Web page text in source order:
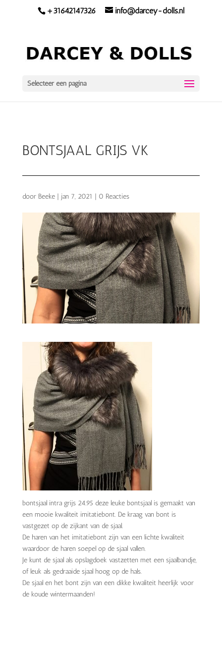
+31642147326 info@darcey-dolls.nl
Selecteer een pagina
BONTSJAAL GRIJS VK
door Beeke| jan 7, 2021 0 Reacties
bontsjaal intra grijs 24.95 deze leuke bontsjaal is gemaakt van
een mooie kwaliteit imitatiebont. De kraag van bont is
vastgezet op de zijkant van de sjaal.
De haren van het imitatiebont zijn van een lichte kwaliteit
waardoor de haren soepel op de sjaal vallen.
Je kunt de sjaal als opslagdoek vastzetten met een sjaalbandje,
of leuk als gedraaide sjaal hoog op de hals.
De sjaal en het bont zijn van een dikke kwaliteit heerlijk voor
de koude wintermaanden!